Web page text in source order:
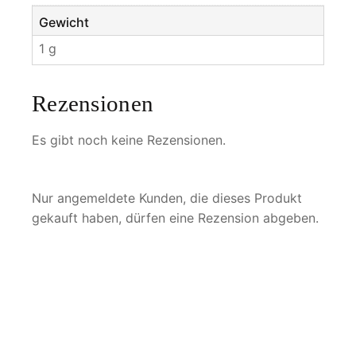
i
M
e
g
e
Gewicht
1 g
Rezensionen
Es gibt noch keine Rezensionen.
Nur angemeldete Kunden, die dieses Produkt
gekauft haben, dürfen eine Rezension abgeben.